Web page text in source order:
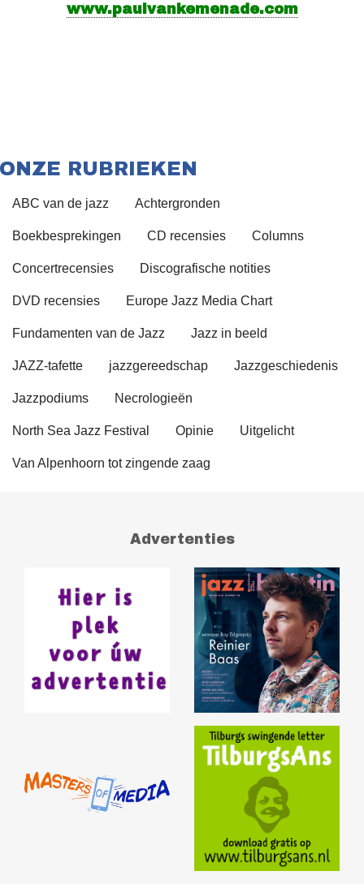
www.paulvankemenade.com
ONZE RUBRIEKEN
ABC van de jazz Achtergronden
Boekbesprekingen CD recensies Columns
Concertrecensies Discografische notities
DVD recensies Europe Jazz Media Chart
Fundamenten van de Jazz Jazz in beeld
JAZZ-tafette jazzgereedschap Jazzgeschiedenis
Jazzpodiums Necrologieën
North Sea Jazz Festival Opinie Uitgelicht
Van Alpenhoorn tot zingende zaag
Advertenties